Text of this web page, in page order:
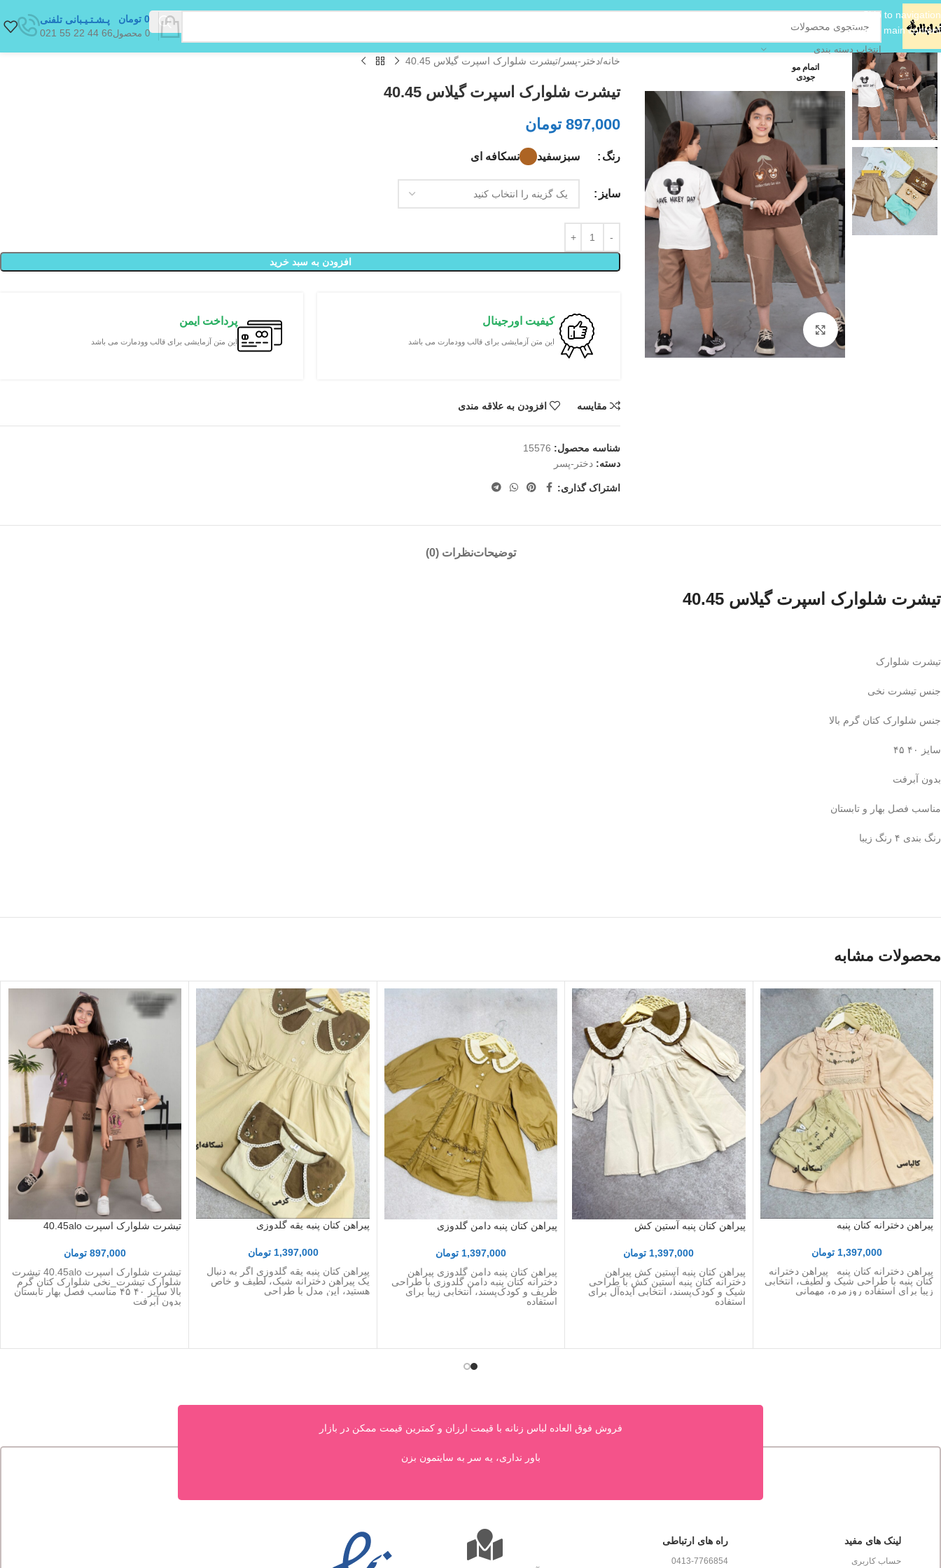
Skip to navigation
Skip to main content
انتخاب دسته بندی
0 محصول
0 تومان
پـشـتـیـبانی تلفنی
66 44 22 55 021
اتمام مو
جودی
بزرگنمایی تصویر
خانه دختر-پسر تیشرت شلوارک اسپرت گیلاس 40.45
تیشرت شلوارک اسپرت گیلاس 40.45
897,000 تومان
رنگ سبز سفید نسکافه ای
سایز
افزودن به سبد خرید
کیفیت اورجینال
این متن آزمایشی برای قالب وودمارت می باشد
پرداخت ایمن
این متن آزمایشی برای قالب وودمارت می باشد
مقایسه افزودن به علاقه مندی
شناسه محصول: 15576
دسته: دختر-پسر
اشتراک گذاری:
توضیحاتنظرات (0)
تیشرت شلوارک اسپرت گیلاس 40.45
تیشرت شلوارک
جنس تیشرت نخی
جنس شلوارک کتان گرم بالا
سایز ۴۰ ۴۵
بدون آبرفت
مناسب فصل بهار و تابستان
رنگ بندی ۴ رنگ زیبا
محصولات مشابه
پیراهن دخترانه کتان پنبه
1,397,000 تومان
پیراهن دخترانه کتان پنبه پیراهن دخترانه
کتان پنبه با طراحی شیک و لطیف، انتخابی
زیبا برای استفاده روزمره، مهمانی
پیراهن کتان پنبه آستین کش
1,397,000 تومان
پیراهن کتان پنبه آستین کش پیراهن
دخترانه کتان پنبه آستین کش با طراحی
شیک و کودک‌پسند، انتخابی ایده‌آل برای
استفاده
پیراهن کتان پنبه دامن گلدوزی
1,397,000 تومان
پیراهن کتان پنبه دامن گلدوزی پیراهن
دخترانه کتان پنبه دامن گلدوزی با طراحی
ظریف و کودک‌پسند، انتخابی زیبا برای
استفاده
پیراهن کتان پنبه یقه گلدوزی
1,397,000 تومان
پیراهن کتان پنبه یقه گلدوزی اگر به دنبال
یک پیراهن دخترانه شیک، لطیف و خاص
هستید، این مدل با طراحی
تیشرت شلوارک اسپرت 40.45alo
897,000 تومان
تیشرت شلوارک اسپرت 40.45alo تیشرت
شلوارک تیشرت_نخی شلوارک کتان گرم
بالا سایز ۴۰ ۴۵ مناسب فصل بهار تابستان
بدون آبرفت
فروش فوق العاده لباس زنانه با قیمت ارزان و کمترین قیمت ممکن در بازار
باور نداری، یه سر به سایتمون بزن
لینک های مفید
حساب کاربری
راه های ارتباطی
0413-7766854